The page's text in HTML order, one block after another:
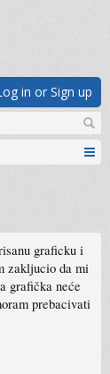
in or Sign up
graficku i
zakljucio da mi
grafička neće
prebacivati